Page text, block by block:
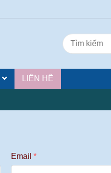
LIÊN HỆ
Email